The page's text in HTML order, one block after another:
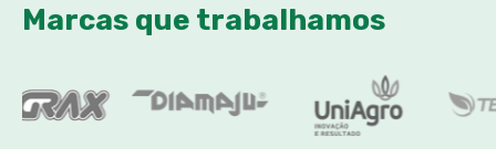
Marcas que trabalhamos